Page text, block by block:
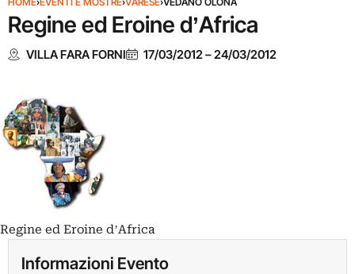
Regine ed Eroine dʼAfrica
VILLA FARA FORNI 17/03/2012–24/03/2012
Regine ed Eroine dʼAfrica
Informazioni Evento